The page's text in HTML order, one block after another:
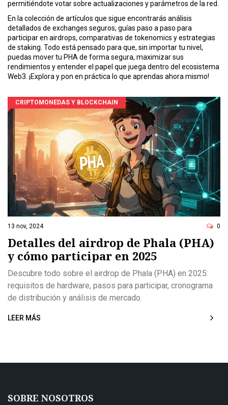
permitiéndote votar sobre actualizaciones y parámetros de la red.
En la colección de artículos que sigue encontrarás análisis
detallados de exchanges seguros, guías paso a paso para
participar en airdrops, comparativas de tokenomics y estrategias
de staking. Todo está pensado para que, sin importar tu nivel,
puedas mover tu PHA de forma segura, maximizar sus
rendimientos y entender el papel que juega dentro del ecosistema
Web3. ¡Explora y pon en práctica lo que aprendas ahora mismo!
CRIPTOMONEDAS Y BLOCKCHAIN
13 nov, 2024 0
Detalles del airdrop de Phala (PHA)
y cómo participar en 2025
Descubre todo sobre el airdrop de Phala (PHA) en 2025:
requisitos de hardware, pasos para participar, cronograma
de distribución y análisis de mercado.
LEER MÁS
SOBRE NOSOTROS